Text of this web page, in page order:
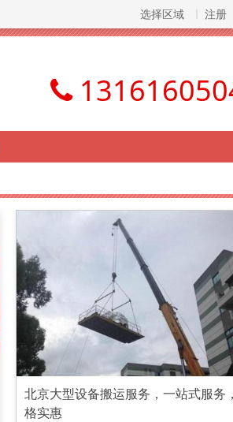
选择区域 注册
北京大型设备搬运服务，一站式服务
格实惠